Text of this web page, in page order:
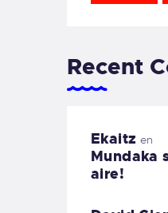
Recent
Ekaitz en
Mundaka
aire!